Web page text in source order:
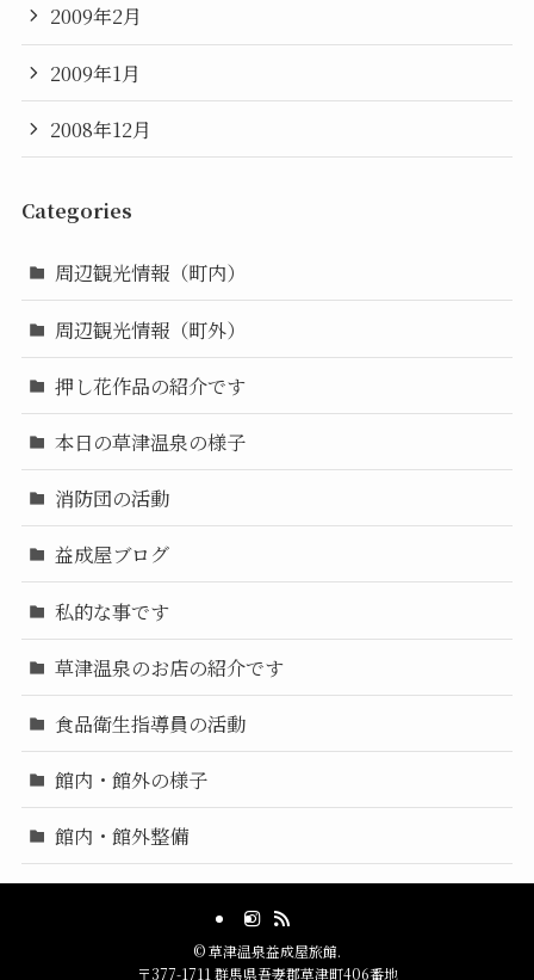
2009年2月
2009年1月
2008年12月
Categories
周辺観光情報（町内）
周辺観光情報（町外）
押し花作品の紹介です
本日の草津温泉の様子
消防団の活動
益成屋ブログ
私的な事です
草津温泉のお店の紹介です
食品衛生指導員の活動
館内・館外の様子
館内・館外整備
©草津温泉益成屋旅館.